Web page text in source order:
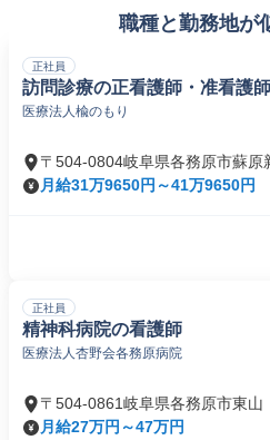
職種と勤務地が
正社員
訪問診療の正看護師・准看護師
医療法人楡のもり
〒504-0804岐阜県各務原市蘇原
月給31万9650円～41万9650円
正社員
精神科病院の看護師
医療法人杏野会各務原病院
〒504-0861岐阜県各務原市東山
月給27万円～47万円